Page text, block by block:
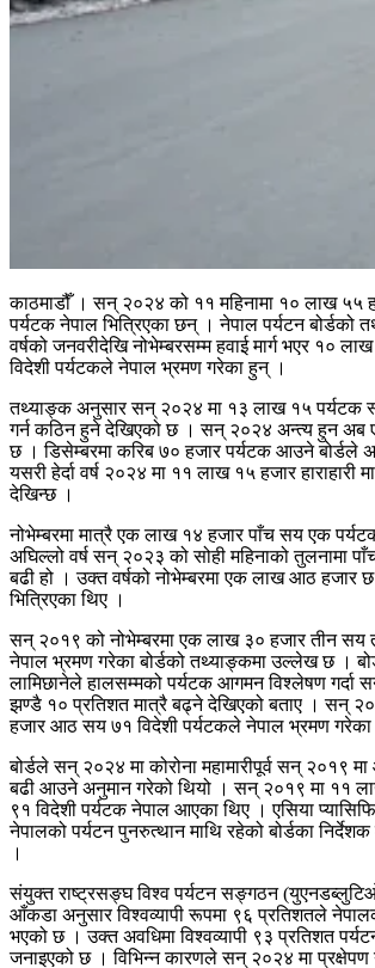
काठमाडौँ । सन् २०२४ को ११ महिनामा १० लाख ५५
पर्यटक नेपाल भित्रिएका छन् । नेपाल पर्यटन
वर्षको जनवरीदेखि नोभेम्बरसम्म हवाई मार्ग भएर १०
विदेशी पर्यटकले नेपाल भ्रमण गरेका हुन् ।
तथ्याङ्क अनुसार सन् २०२४ मा १३ लाख १५ पर्यटक
गर्न कठिन हुने देखिएको छ । सन् २०२४ अन्त्य हुन अब
छ । डिसेम्बरमा करिब ७० हजार पर्यटक आउने बोर्डले
यसरी हेर्दा वर्ष २०२४ मा ११ लाख १५ हजार हाराहारी
देखिन्छ ।
नोभेम्बरमा मात्रै एक लाख १४ हजार पाँच सय एक
अघिल्लो वर्ष सन् २०२३ को सोही महिनाको तुलनामा
बढी हो । उक्त वर्षको नोभेम्बरमा एक लाख आठ हजार
भित्रिएका थिए ।
सन् २०१९ को नोभेम्बरमा एक लाख ३० हजार तीन सय
नेपाल भ्रमण गरेका बोर्डको तथ्याङ्कमा उल्लेख छ ।
लामिछानेले हालसम्मको पर्यटक आगमन विश्लेषण गर्दा
झण्डै १० प्रतिशत मात्रै बढ्ने देखिएको बताए । सन्
हजार आठ सय ७१ विदेशी पर्यटकले नेपाल भ्रमण गरेका
बोर्डले सन् २०२४ मा कोरोना महामारीपूर्व सन् २०१९
बढी आउने अनुमान गरेको थियो । सन् २०१९ मा ११
९१ विदेशी पर्यटक नेपाल आएका थिए । एसिया
नेपालको पर्यटन पुनरुत्थान माथि रहेको बोर्डका
।
संयुक्त राष्ट्रसङ्घ विश्व पर्यटन सङ्गठन
आँकडा अनुसार विश्वव्यापी रूपमा ९६ प्रतिशतले
भएको छ । उक्त अवधिमा विश्वव्यापी ९३ प्रतिशत
जनाइएको छ । विभिन्न कारणले सन् २०२४ मा